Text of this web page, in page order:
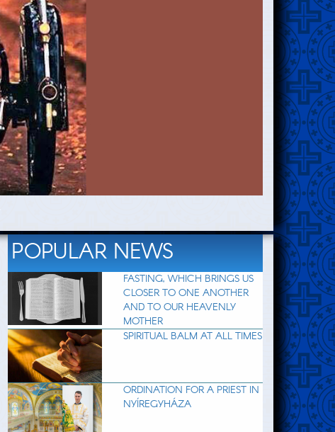
POPULAR NEWS
FASTING, WHICH BRINGS US
CLOSER TO ONE ANOTHER
AND TO OUR HEAVENLY
MOTHER
SPIRITUAL BALM AT ALL TIMES
ORDINATION FOR A PRIEST IN
NYÍREGYHÁZA